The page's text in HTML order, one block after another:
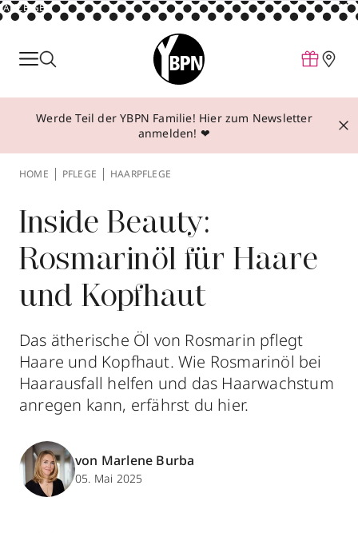
ANZEIGE
Parfum
Make-up
Behandlungen
Über YBPN
Aktionen
Storefinder
Werde Teil der YBPN Familie! Hier zum Newsletter
anmelden! ❤
HOME PFLEGE HAARPFLEGE
Inside Beauty:
Rosmarinöl für Haare
und Kopfhaut
Das ätherische Öl von Rosmarin pflegt
Haare und Kopfhaut. Wie Rosmarinöl bei
Haarausfall helfen und das Haarwachstum
anregen kann, erfährst du hier.
von Marlene Burba
05. Mai 2025